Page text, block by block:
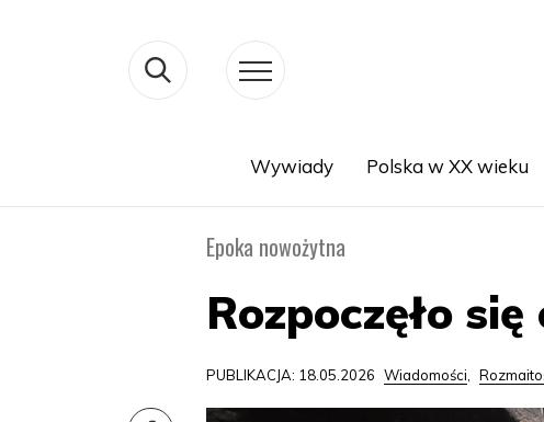
Wywiady Polska w XX wieku
Epoka nowożytna
Rozpoczęło
PUBLIKACJA: 18.05.2026 Wiadomości,